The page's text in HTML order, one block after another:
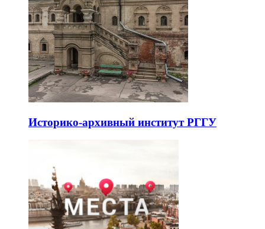
Историко-архивный институт РГГУ